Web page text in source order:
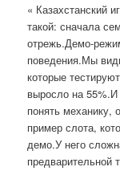
« Казахстанский
такой: сначала
отрежь.Демо-
поведения.Мы
которые
выросло на
понять механику,
пример слота,
демо.У него
предварительной